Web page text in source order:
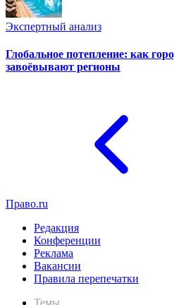
Экспертный анализ
Глобальное потепление: как
завоёвывают регионы
Право.ru
Редакция
Конференции
Реклама
Вакансии
Правила перепечатки
Темы